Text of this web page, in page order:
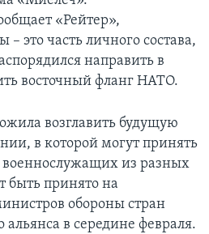
«Рейтер»,
это часть личного состава,
направить в
восточный фланг НАТО.
возглавить будущую
в которой могут принять
военнослужащих из разных
быть принято на
обороны стран
альянса в середине февраля.